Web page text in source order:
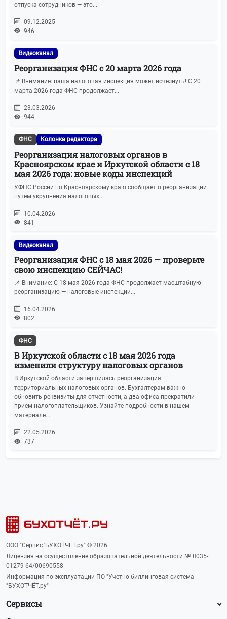
отпуска сотрудников — это...
09.12.2025
946
Видеоканал
Реорганизация ФНС с 20 марта 2026 года
📌 Внимание: ваша налоговая инспекция может исчезнуть! С 20
марта 2026 года ФНС продолжает...
23.03.2026
944
ФНС Колонка редактора
Реорганизация налоговых органов в
Красноярском крае и Иркутской области с 18
мая 2026 года: новые коды инспекций
УФНС России по Красноярскому краю сообщает о реорганизации
путем укрупнения налоговых...
10.04.2026
841
Видеоканал
Реорганизация ФНС с 18 мая 2026 — проверьте
свою инспекцию СЕЙЧАС!
📌 Внимание: С 18 мая 2026 года ФНС продолжает масштабную
реорганизацию — налоговые инспекции...
16.04.2026
802
ФНС
В Иркутской области с 18 мая 2026 года
изменили структуру налоговых органов
В Иркутской области завершилась реорганизация
территориальных налоговых органов. Бухгалтерам важно
обновить реквизиты для отчетности, а два офиса прекратили
прием налогоплательщиков. Узнайте подробности в нашем
материале...
22.05.2026
737
ООО "Сервис 'БУХОТЧЁТ.ру" © 2026
Лицензия на осуществление образовательной деятельности № Л035-
01279-64/00690558
Информация по эксплуатации ПО "Учетно-биллинговая система
"БУХОТЧЁТ.ру"
Сервисы